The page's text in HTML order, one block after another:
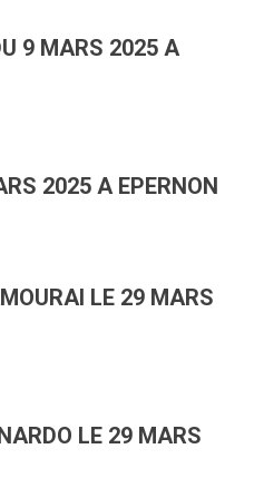
9 MARS 2025 A
2025 A EPERNON
LE 29 MARS
LE 29 MARS